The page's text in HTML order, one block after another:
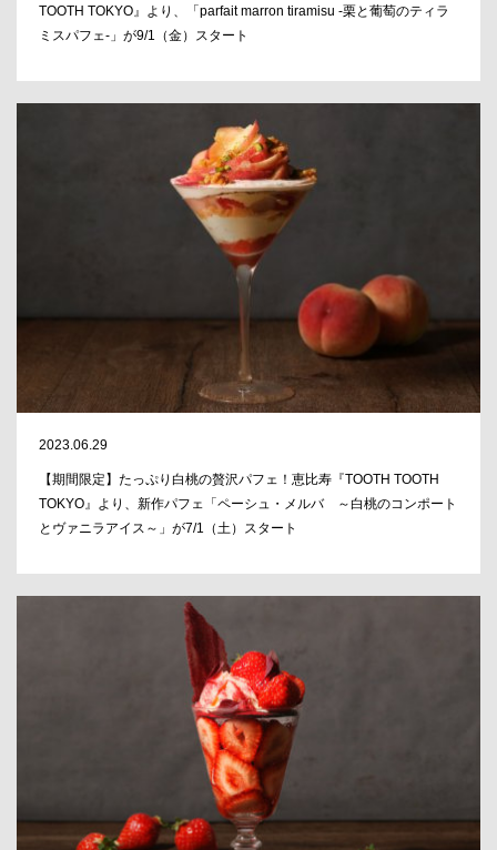
TOOTH TOKYO』より、「parfait marron tiramisu -栗と葡萄のティラ
ミスパフェ-」が9/1（金）スタート
2023.06.29
【期間限定】たっぷり白桃の贅沢パフェ！恵比寿『TOOTH TOOTH
TOKYO』より、新作パフェ「ペーシュ・メルバ ～白桃のコンポート
とヴァニラアイス～」が7/1（土）スタート